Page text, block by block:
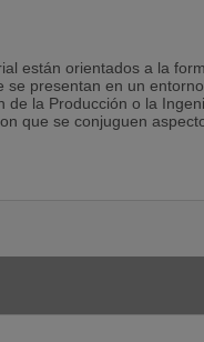
están orientados a la
se presentan en un
de la Producción o la
que se conjuguen
condicionantes
sustancia en la figura